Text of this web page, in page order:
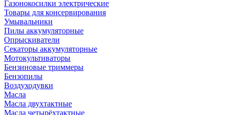
Газонокосилки электрические
Товары для консервирования
Умывальники
Пилы аккумуляторные
Опрыскиватели
Секаторы аккумуляторные
Мотокультиваторы
Бензиновые триммеры
Бензопилы
Воздуходувки
Масла
Масла двухтактные
Масла четырёхтактные